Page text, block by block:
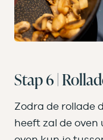
Stap 6 |
Zodra de rollade
heeft zal de oven